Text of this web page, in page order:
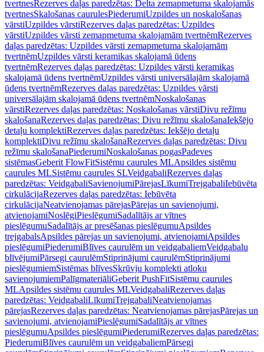
tvertnesRezerves daļas paredzētas: Delta zemapmetuma skalojamās
tvertnesSkalošanas caurulesPiederumiUzpildes un noskalošanas
vārstiUzpildes vārstiRezerves daļas paredzētas: Uzpildes
vārstiUzpildes vārsti zemapmetuma skalojamām tvertnēmRezerves
daļas paredzētas: Uzpildes vārsti zemapmetuma skalojamām
tvertnēmUzpildes vārsti keramikas skalojamā ūdens
tvertnēmRezerves daļas paredzētas: Uzpildes vārsti keramikas
skalojamā ūdens tvertnēmUzpildes vārsti universālajām skalojamā
ūdens tvertnēmRezerves daļas paredzētas: Uzpildes vārsti
universālajām skalojamā ūdens tvertnēmNoskalošanas
vārstiRezerves daļas paredzētas: Noskalošanas vārstiDivu režīmu
skalošanaRezerves daļas paredzētas: Divu režīmu skalošanaIekšējo
detaļu komplektiRezerves daļas paredzētas: Iekšējo detaļu
komplektiDivu režīmu skalošanaRezerves daļas paredzētas: Divu
režīmu skalošanaPiederumiNoskalošanas pogasPadeves
sistēmasGeberit FlowFitSistēmu caurules MLApsildes sistēmu
caurules MLSistēmu caurules SLVeidgabaliRezerves daļas
paredzētas: VeidgabaliSavienojumiPārejasLīkumiTrejgabaliIebūvēta
cirkulācijaRezerves daļas paredzētas: Iebūvēta
cirkulācijaNeatvienojamas pārejasPārejas un savienojumi,
atvienojamiNoslēgiPieslēgumiSadalītājs ar vītnes
pieslēgumuSadalītājs ar presēšanas pieslēgumuApsildes
trejgabalsApsildes pārejas un savienojumi, atvienojamiApsildes
pieslēgumiPiederumiBlīves caurulēm un veidgabaliemVeidgabalu
blīvējumiPārsegi caurulēmStiprinājumi caurulēmStiprinājumi
pieslēgumiemSistēmas blīvesSkrūvju komplekti atloku
savienojumiemPalīgmateriāliGeberit PushFitSistēmu caurules
MLApsildes sistēmu caurules MLVeidgabaliRezerves daļas
paredzētas: VeidgabaliLīkumiTrejgabaliNeatvienojamas
pārejasRezerves daļas paredzētas: Neatvienojamas pārejasPārejas un
savienojumi, atvienojamiPieslēgumiSadalītājs ar vītnes
pieslēgumuApsildes pieslēgumiPiederumiRezerves daļas paredzētas:
PiederumiBlīves caurulēm un veidgabaliemPārsegi